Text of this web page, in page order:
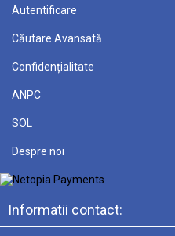
Autentificare
Căutare Avansată
Confidențialitate
ANPC
SOL
Despre noi
Informatii contact: